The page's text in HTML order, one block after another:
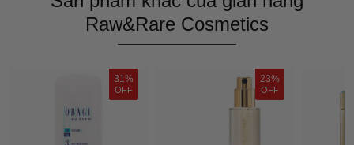
Raw&Rare Cosmetics
31%
OFF
23%
OFF